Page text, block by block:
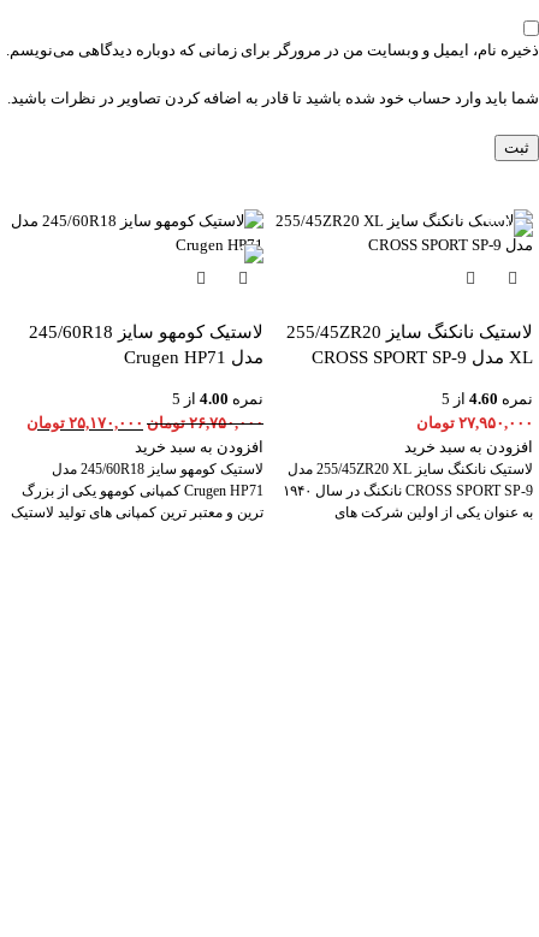
ذخیره نام، ایمیل و وبسایت من در مرورگر برای زمانی که دوباره دیدگاهی می‌نویسم.
شما باید وارد حساب خود شده باشید تا قادر به اضافه کردن تصاویر در نظرات باشید.
لاستیک نانکنگ سایز 255/45ZR20
XL مدل CROSS SPORT SP-9
نمره 4.60 از 5
۲۷,۹۵۰,۰۰۰ تومان
افزودن به سبد خرید
لاستیک نانکنگ سایز 255/45ZR20 XL مدل
CROSS SPORT SP-9 نانکنگ در سال ۱۹۴۰
به عنوان یکی از اولین شرکت های
-6%
لاستیک کومهو سایز 245/60R18
مدل Crugen HP71
نمره 4.00 از 5
۲۶,۷۵۰,۰۰۰ تومان ۲۵,۱۷۰,۰۰۰ تومان
افزودن به سبد خرید
لاستیک کومهو سایز 245/60R18 مدل
Crugen HP71 کمپانی کومهو یکی از بزرگ
ترین و معتبر ترین کمپانی های تولید لاستیک